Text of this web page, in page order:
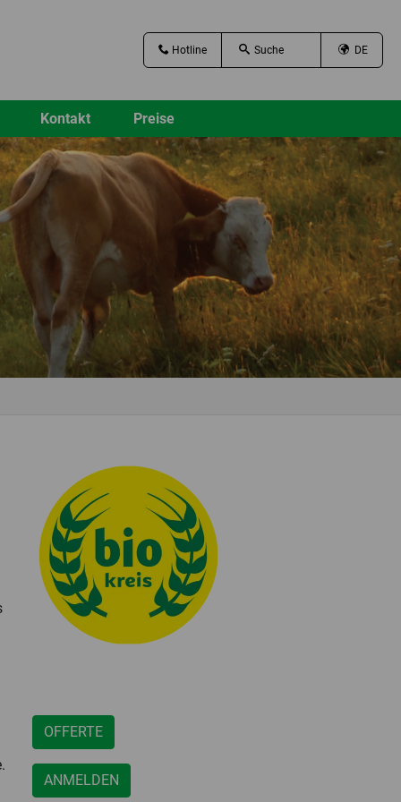
Hotline DE
Kontakt Preise
OFFERTE
ANMELDEN